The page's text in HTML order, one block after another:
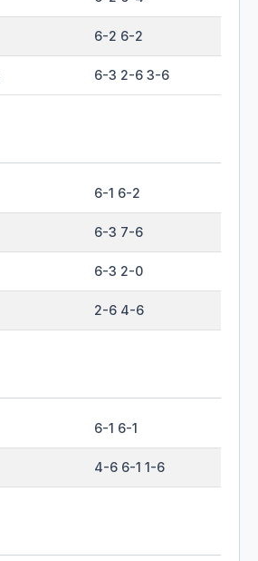
6-2 6-2
6-3 2-6 3-6
6-1 6-2
6-3 7-6
6-3 2-0
2-6 4-6
6-1 6-1
4-6 6-1 1-6